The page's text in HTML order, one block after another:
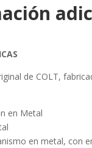
de COLT,
en Metal
en metal, con